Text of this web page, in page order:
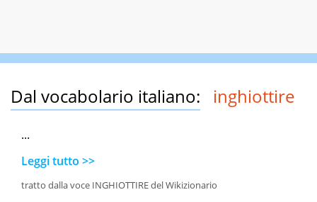
Dal vocabolario italiano: inghiottire
...
Leggi tutto >>
tratto dalla voce INGHIOTTIRE del Wikizionario